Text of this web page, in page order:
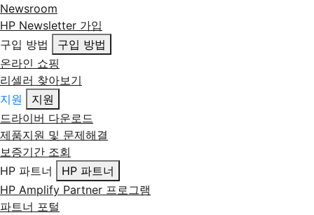
Newsroom
HP Newsletter 가입
구입 방법
구입 방법
온라인 쇼핑
리셀러 찾아보기
지원
지원
드라이버 다운로드
제품지원 및 문제해결
보증기간 조회
HP 파트너
HP 파트너
HP Amplify Partner 프로그램
파트너 포털